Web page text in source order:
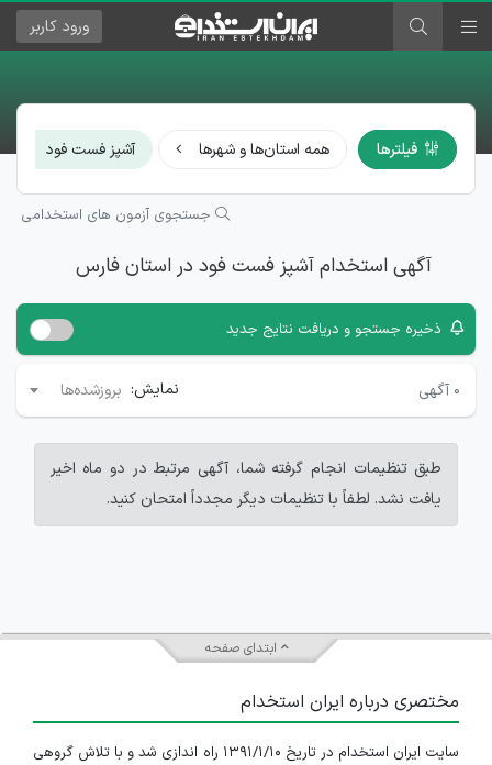
ورود کاربر
فیلترها همه استان‌ها و شهرها آشپز فست فود ×
جستجوی آزمون های استخدامی
آگهی استخدام آشپز فست فود در استان فارس
ذخیره جستجو و دریافت نتایج جدید
۰ آگهی نمایش: بروزشده‌ها
طبق تنظیمات انجام گرفته شما، آگهی مرتبط در دو ماه اخیر
یافت نشد. لطفاً با تنظیمات دیگر مجدداً امتحان کنید.
ابتدای صفحه
مختصری درباره ایران استخدام
سایت ایران استخدام در تاریخ ۱۳۹۱/۱/۱۰ راه اندازی شد و با تلاش گروهی